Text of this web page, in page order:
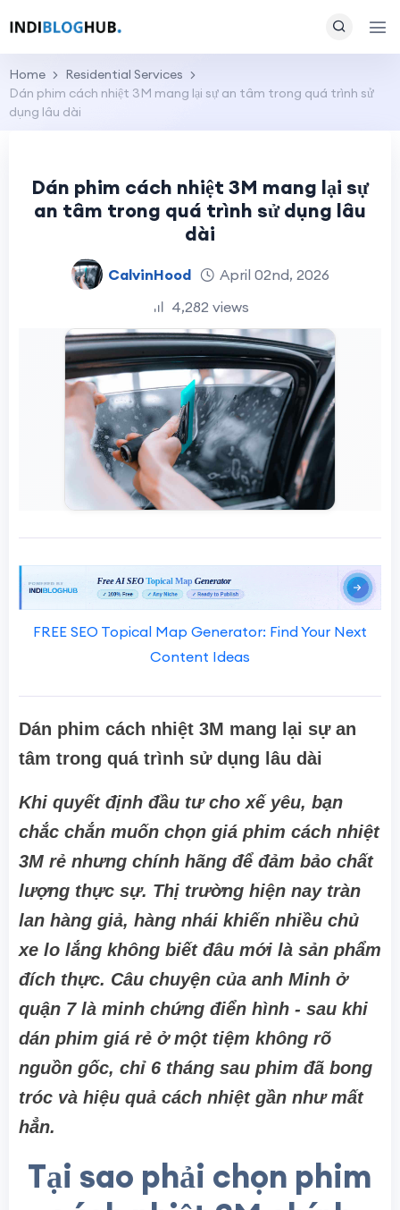
Home
Residential Services
Dán phim cách nhiệt 3M mang lại sự an tâm trong quá trình sử
dụng lâu dài
Dán phim cách nhiệt 3M mang lại sự
an tâm trong quá trình sử dụng lâu
dài
CalvinHood
April 02nd, 2026
4,282 views
FREE SEO Topical Map Generator: Find Your Next
Content Ideas
Dán phim cách nhiệt 3M mang lại sự an
tâm trong quá trình sử dụng lâu dài
Khi quyết định đầu tư cho xế yêu, bạn
chắc chắn muốn chọn giá phim cách nhiệt
3M rẻ nhưng chính hãng để đảm bảo chất
lượng thực sự. Thị trường hiện nay tràn
lan hàng giả, hàng nhái khiến nhiều chủ
xe lo lắng không biết đâu mới là sản phẩm
đích thực. Câu chuyện của anh Minh ở
quận 7 là minh chứng điển hình - sau khi
dán phim giá rẻ ở một tiệm không rõ
nguồn gốc, chỉ 6 tháng sau phim đã bong
tróc và hiệu quả cách nhiệt gần như mất
hẳn.
Tại sao phải chọn phim